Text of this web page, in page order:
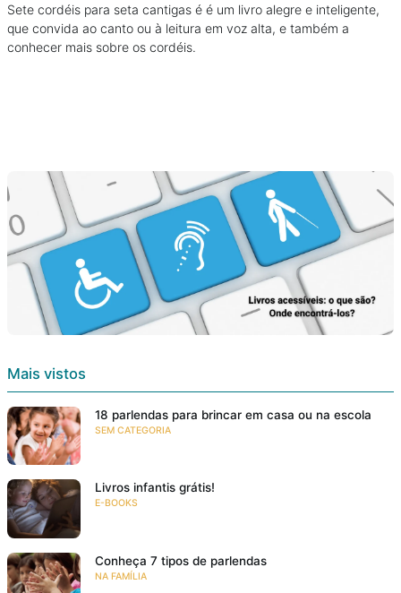
Sete cordéis para seta cantigas é é um livro alegre e inteligente,
que convida ao canto ou à leitura em voz alta, e também a
conhecer mais sobre os cordéis.
Mais vistos
18 parlendas para brincar em casa ou na escola
SEM CATEGORIA
Livros infantis grátis!
E-BOOKS
Conheça 7 tipos de parlendas
NA FAMÍLIA